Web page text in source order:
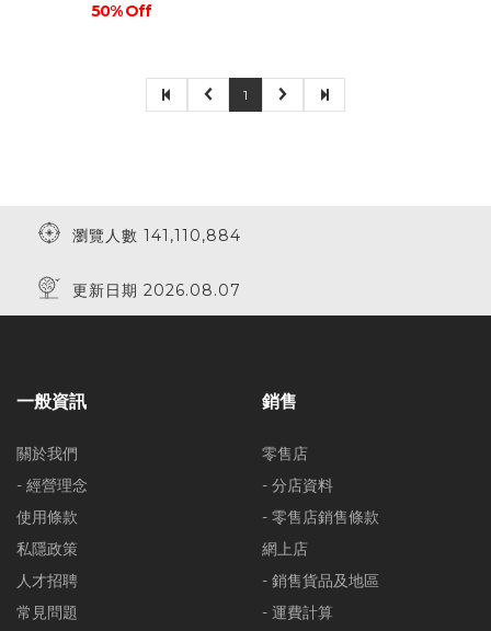
50% Off
1
瀏覽人數 141,110,884
更新日期 2026.08.07
一般資訊
關於我們
- 經營理念
使用條款
私隱政策
人才招聘
常見問題
銷售
零售店
- 分店資料
- 零售店銷售條款
網上店
- 銷售貨品及地區
- 運費計算